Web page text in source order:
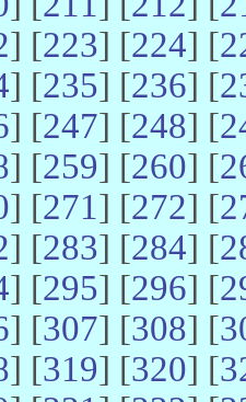
] [223] [224] [
] [235] [236] [
] [247] [248] [
] [259] [260] [
] [271] [272] [
] [283] [284] [
] [295] [296] [
] [307] [308] [
] [319] [320] [